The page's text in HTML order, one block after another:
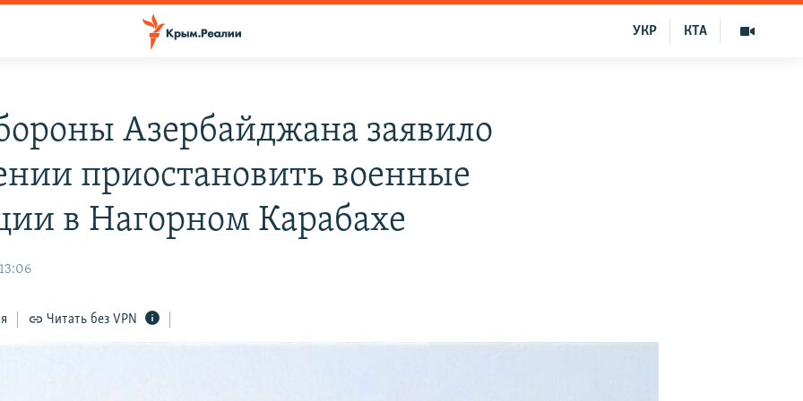
КТА
УКР
Азербайджана заявило
приостановить военные
в Нагорном Карабахе
Читать без VPN